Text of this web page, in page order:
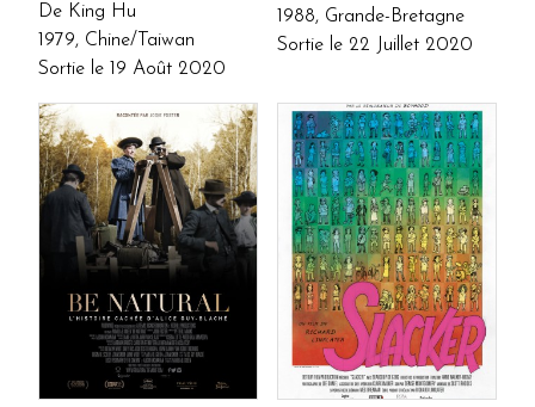
De King Hu
1979, Chine/Taiwan
Sortie le 19 Août 2020
1988, Grande-Bretagne
Sortie le 22 Juillet 2020